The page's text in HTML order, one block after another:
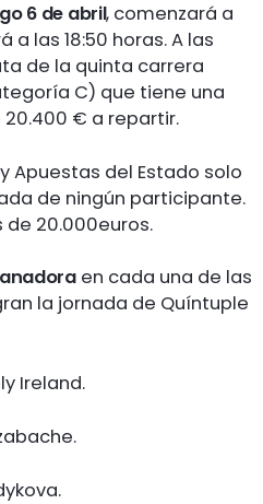
6 de abril, comenzará a
a las 18:50 horas. A las
de la quinta carrera
C) que tiene una
€ a repartir.
Apuestas del Estado solo
de ningún participante.
de 20.000euros.
en cada una de las
la jornada de Quíntuple
Ireland.